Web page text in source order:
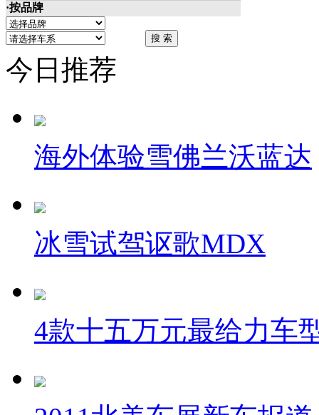
·按品牌
今日推荐
海外体验雪佛兰沃蓝达
冰雪试驾讴歌MDX
4款十五万元最给力车